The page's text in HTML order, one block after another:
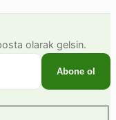
olarak gelsin.
Abone ol